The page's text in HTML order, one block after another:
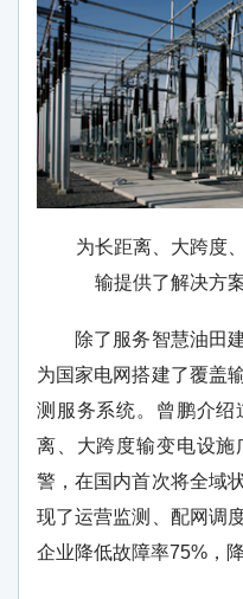
为长距离、大跨度、
输提供了解决方
除了服务智慧油田建
为国家电网搭建了覆盖
测服务系统。曾鹏介绍
离、大跨度输变电设施
警，在国内首次将全域
现了运营监测、配网调
企业降低故障率75%，